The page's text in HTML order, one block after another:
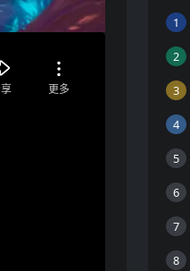
1
2
3
4
5
6
7
8